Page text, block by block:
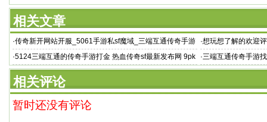
相关文章
·传奇新开网站开服_5061手游私sf魔域_三端互通传奇手游
找服网站
·想玩想了解的欢迎
·5124三端互通的传奇手游打金 热血传奇sf最新发布网 9pk
传
·三端互通传奇手游
《热
相关评论
暂时还没有评论